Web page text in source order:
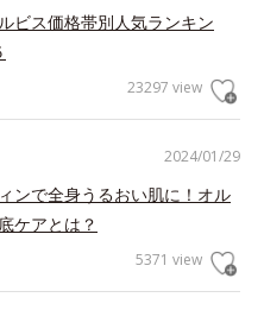
ビス価格帯別人気ランキン
23297 view
2024/01/29
ンで全身うるおい肌に！オル
ケアとは？
5371 view